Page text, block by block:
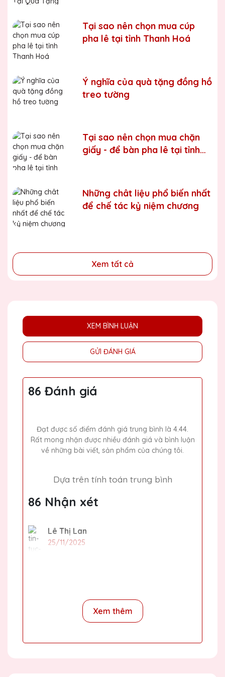
và nghiêm ngặt ở từng khâu sản xuất.Xưởng sản xuất
cúp pha lê uy tín, chất lượng
Chúng tôi là đơn vị sản xuất trực tiếp, uy tín, giá rẻ. Nhận
sản xuất theo ý tưởng của khách hàng.
Quà tặng Biểu Trưng Pha Lê QTG cung cấp tới Quý
khách hàng thành phẩm bao gồm hộp xi lót lụa vàng,
với 2 màu lựa chọn xanh hoặc đỏ làm tăng thêm tính
Sản phẩm được làm từ chất liệu pha lê vô cùng tinh tế,
sang trọng, gửi đến người nhận những ý nghĩa to lớn:
- Vinh danh cá nhân, tập thể đạt thành tích xuất sắc
cá nhân, tập thể
- Tri ân, thay lời cảm ơn gửi đến những cá nhân, tổ chức
đã cống hiến, đóng góp cho doanh nghiệp, cho cộng
đồng
Tại sao nên chọn mua cúp
pha lê tại tỉnh Thanh Hoá
Ý nghĩa của quà tặng đồng hồ
treo tường
Tại sao nên chọn mua chặn
giấy - để bàn pha lê tại tỉnh
Những chât liệu phổ biến nhất
để chế tác kỷ niệm chương
Xem tất cả
XEM BÌNH LUẬN
GỬI ĐÁNH GIÁ
86 Đánh giá
Đạt được số điểm đánh giá trung bình là 4.44.
Rất mong nhận được nhiều đánh giá và bình luận
về những bài viết, sản phẩm của chúng tôi.
Dựa trên tính toán trung bình
86 Nhận xét
Lê Thị Lan
25/11/2025
25/11/2025
Xem thêm